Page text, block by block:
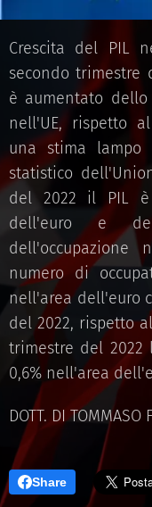
Crescita del PIL
secondo trimestre
è aumentato
nell'UE, rispetto
una stima lampo
statistico
del 2022 il PIL è
dell'euro e
numero di
nell'area dell'euro
del 2022, rispetto
trimestre del 2022
0,6% nell'area
DOTT. DI TOMMASO
Share